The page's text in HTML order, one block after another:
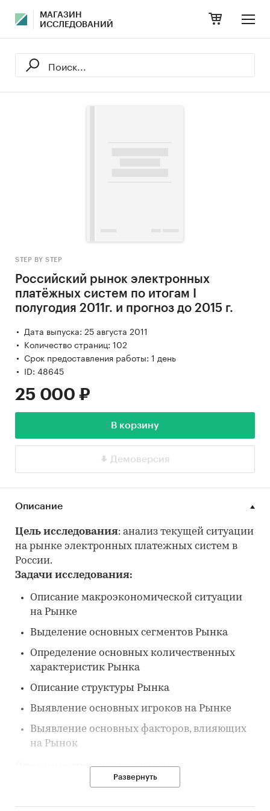
МАГАЗИН
ИССЛЕДОВАНИЙ
STEP BY STEP
Российский рынок электронных
платёжных систем по итогам I
полугодия 2011г. и прогноз до 2015 г.
Дата выпуска: 25 августа 2011
Количество страниц: 102
Срок предоставления работы: 1 день
ID: 48645
25 000 ₽
В корзину
Демоверсия
Описание
Цель исследования: анализ текущей ситуации
на рынке электронных платежных систем в
России.
Задачи исследования:
Описание макроэкономической ситуации
на Рынке
Выделение основных сегментов Рынка
Определение основных количественных
характеристик Рынка
Описание структуры Рынка
Выявление основных игроков на Рынке
Выявление основных факторов, влияющих
на Рынок
Описание типа исследования
Данный отчет написан по результатам
Развернуть